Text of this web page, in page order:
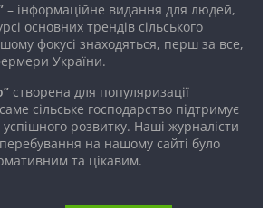
– інформаційне видання для людей,
основних трендів сільського
фокусі знаходяться, перш за все,
України.
створена для популяризації
сільське господарство підтримує
розвитку. Наші журналісти
на нашому сайті було
та цікавим.